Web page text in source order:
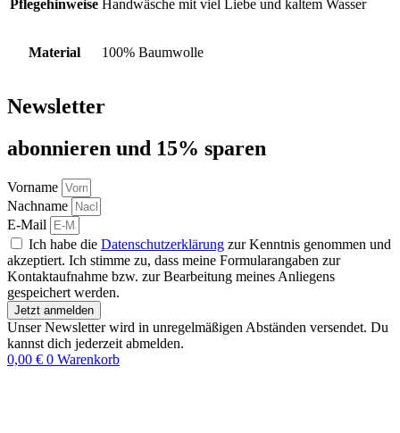
Pflegehinweise Handwäsche mit viel Liebe und kaltem Wasser
Material 100% Baumwolle
Newsletter
abon­nie­ren und 15% sparen
Vorname
Nachname
E-Mail
Ich habe die Datenschutzerklärung zur Kenntnis genommen und
akzeptiert. Ich stimme zu, dass meine Formularangaben zur
Kontaktaufnahme bzw. zur Bearbeitung meines Anliegens
gespeichert werden.
Jetzt anmelden
Unser Newsletter wird in unregelmäßigen Abständen versendet. Du
kannst dich jederzeit abmelden.
0,00 € 0 Warenkorb